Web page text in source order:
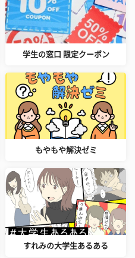
学生の窓口 限定クーポン
もやもや解決ゼミ
すれみの大学生あるある